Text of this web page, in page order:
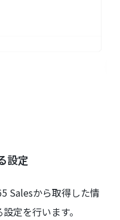
設定
Salesから取得した情
定を行います。